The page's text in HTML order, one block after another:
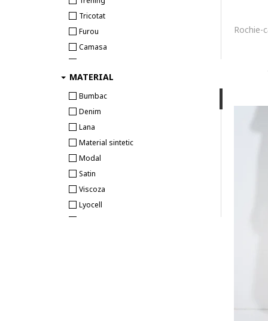
Tricotat
Furou
Camasa
Tricotat
MATERIAL
Bumbac
Denim
Lana
Material sintetic
Modal
Satin
Viscoza
Lyocell